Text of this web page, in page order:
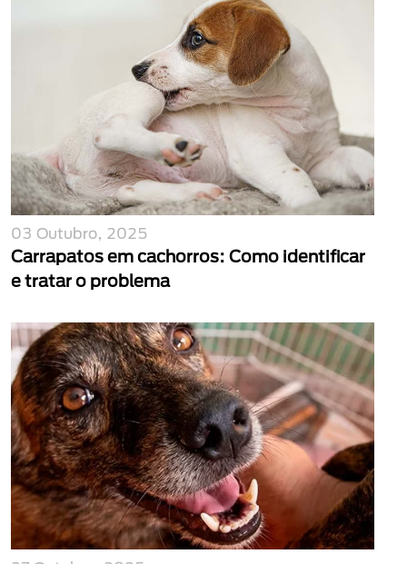
03 Outubro, 2025
Carrapatos em cachorros: Como identificar
e tratar o problema